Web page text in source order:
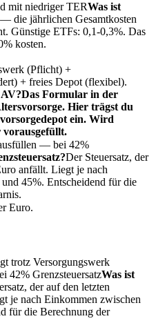
mit niedrigerTERWas ist
die jährlichen Gesamtkosten
Günstige ETFs: 0,1-0,3%. Das
kosten.
(Pflicht) +
+ freies Depot (flexibel).
Das Formular in der
Hier trägst du
ein. Wird
vorausgefüllt.
— bei 42%
Der Steuersatz, der
anfällt. Liegt je nach
45%. Entscheidend für die
Euro.
trotz Versorgungswerk
42% GrenzsteuersatzWas ist
der auf den letzten
je nach Einkommen zwischen
für die Berechnung der